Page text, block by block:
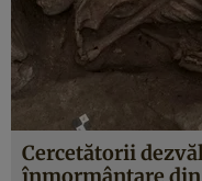
Cercetătorii